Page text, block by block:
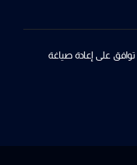
على إعادة صياغة